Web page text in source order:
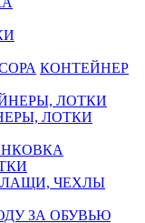
КОНТЕЙНЕР
ЛОТКИ
ЧЕХЛЫ